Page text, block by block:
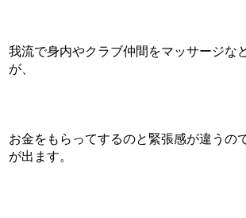
我流で身内やクラブ仲間をマッサージな
が、
お金をもらってするのと緊張感が違うの
が出ます。